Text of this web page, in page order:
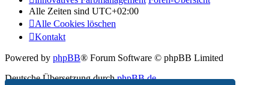
Alle Zeiten sind UTC+02:00
Alle Cookies löschen
Kontakt
Powered by phpBB® Forum Software © phpBB Limited
Deutsche Übersetzung durchphpBB.de